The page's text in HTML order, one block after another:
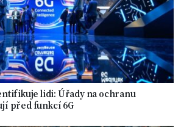
lidi: Úřady na ochranu
před funkcí 6G